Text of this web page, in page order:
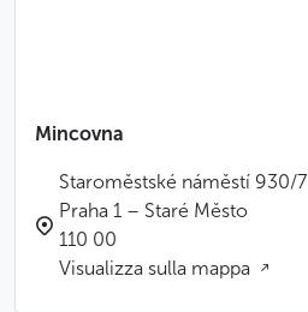
Mincovna
Staroměstské náměstí 930/7
Praha 1 – Staré Město
110 00
Visualizza sulla mappa